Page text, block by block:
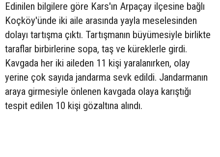
Edinilen bilgilere göre Kars'ın Arpaçay ilçesine bağlı
Koçköy'ünde iki aile arasında yayla meselesinden
dolayı tartışma çıktı. Tartışmanın büyümesiyle birlikte
taraflar birbirlerine sopa, taş ve küreklerle girdi.
Kavgada her iki aileden 11 kişi yaralanırken, olay
yerine çok sayıda jandarma sevk edildi. Jandarmanın
araya girmesiyle önlenen kavgada olaya karıştığı
tespit edilen 10 kişi gözaltına alındı.